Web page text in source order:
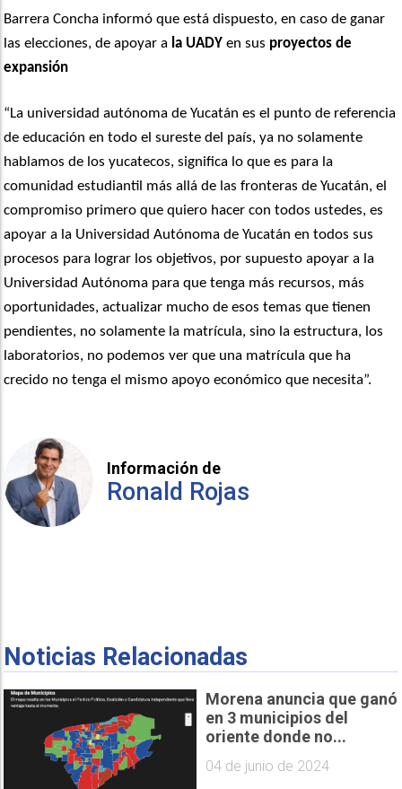
Barrera Concha informó que está dispuesto, en caso de ganar
las elecciones, de apoyar a la UADY en sus proyectos de
expansión
“La universidad autónoma de Yucatán es el punto de referencia
de educación en todo el sureste del país, ya no solamente
hablamos de los yucatecos, significa lo que es para la
comunidad estudiantil más allá de las fronteras de Yucatán, el
compromiso primero que quiero hacer con todos ustedes, es
apoyar a la Universidad Autónoma de Yucatán en todos sus
procesos para lograr los objetivos, por supuesto apoyar a la
Universidad Autónoma para que tenga más recursos, más
oportunidades, actualizar mucho de esos temas que tienen
pendientes, no solamente la matrícula, sino la estructura, los
laboratorios, no podemos ver que una matrícula que ha
crecido no tenga el mismo apoyo económico que necesita”.
Información de
Ronald Rojas
Noticias Relacionadas
Morena anuncia que ganó
en 3 municipios del
oriente donde no...
04 de junio de 2024